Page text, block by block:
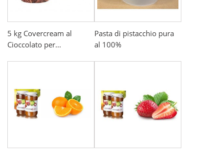
5 kg Covercream al
Cioccolato per...
Pasta di pistacchio pura
al 100%